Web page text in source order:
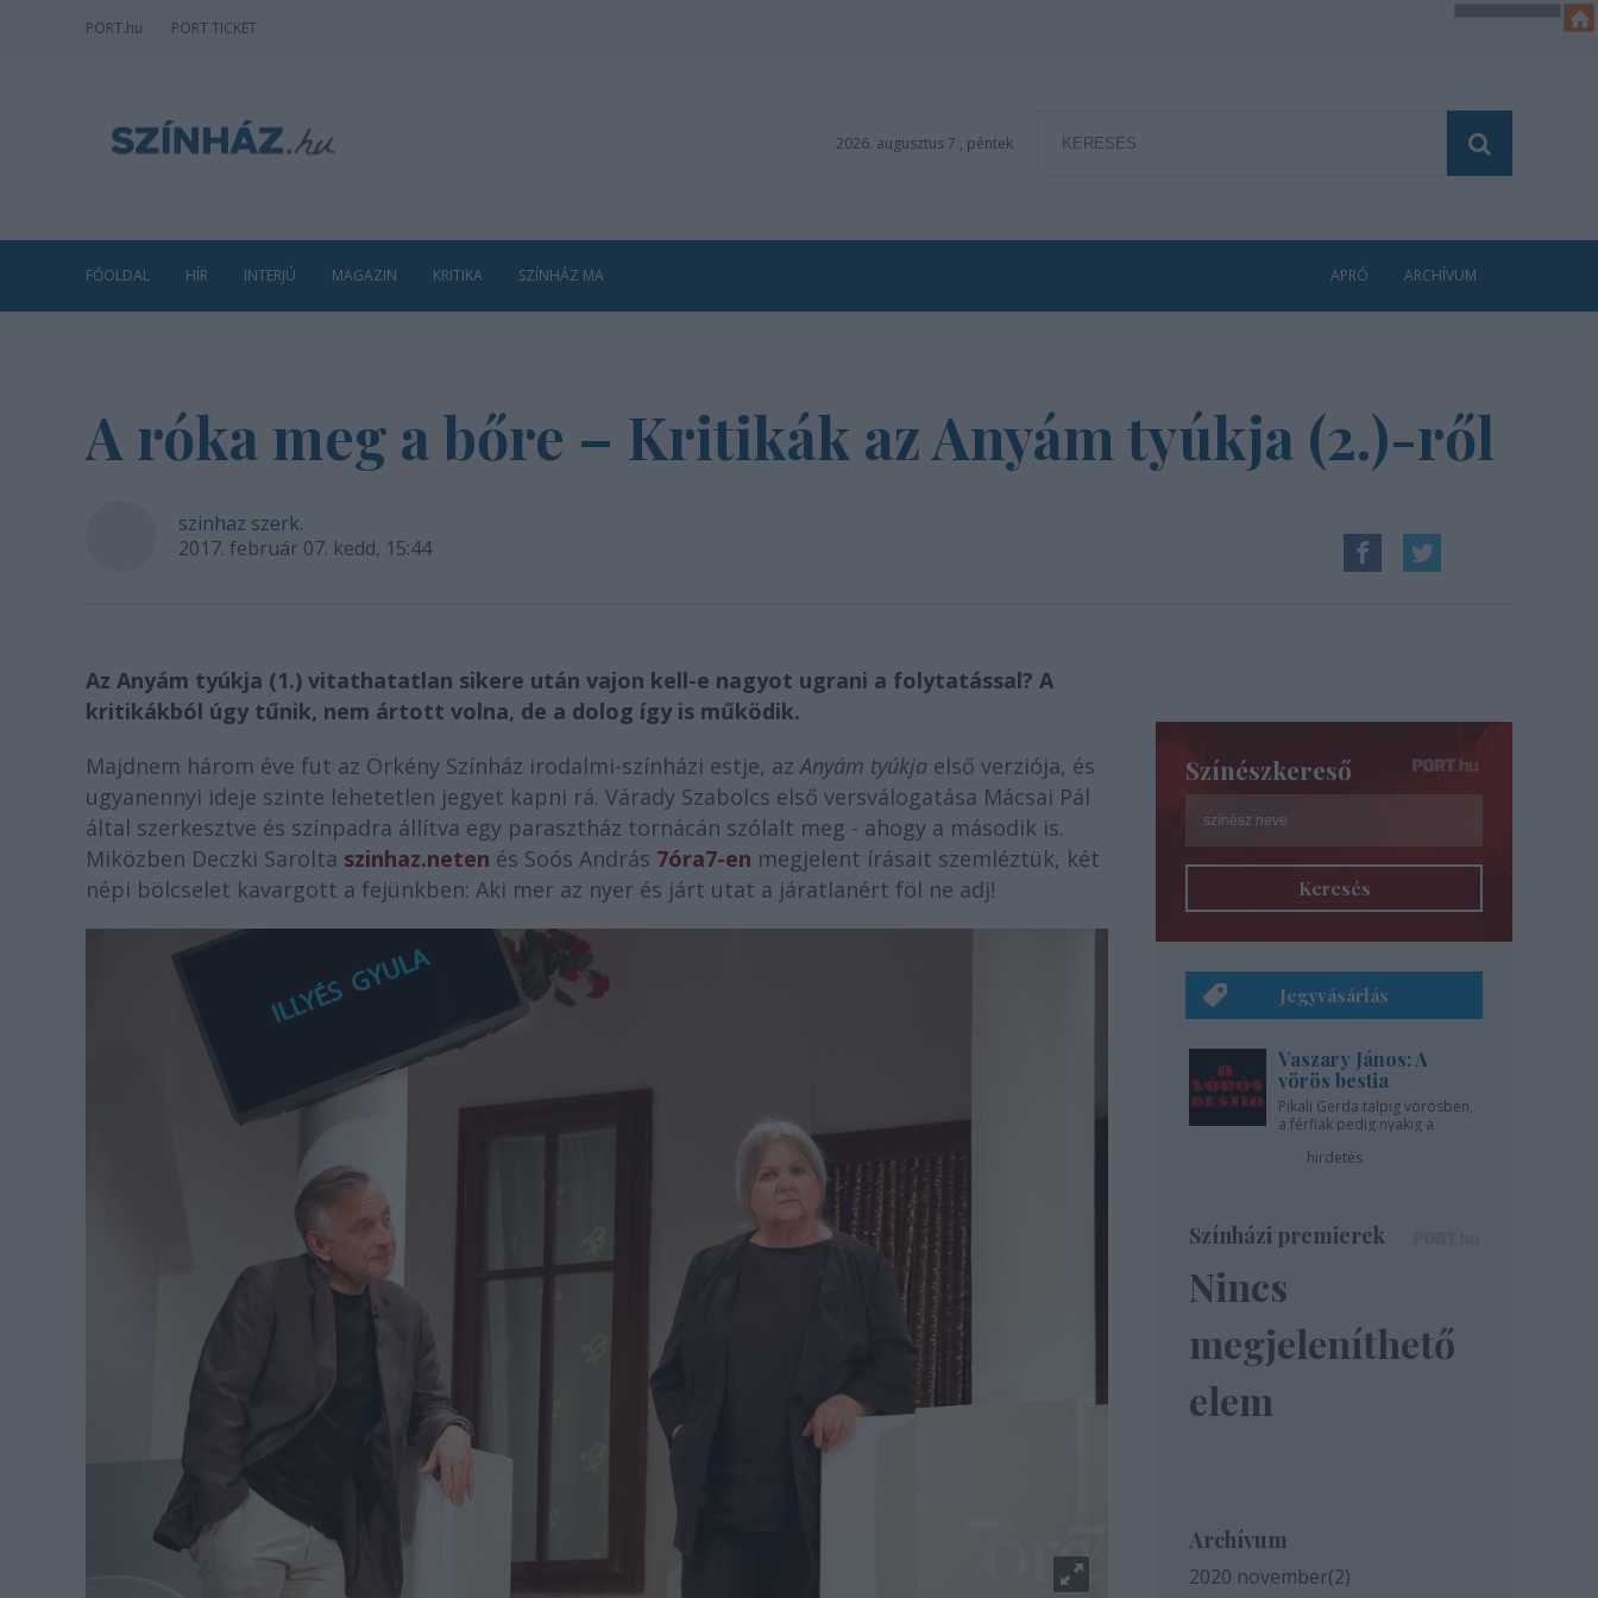
PORT.hu PORT TICKET
2026. augusztus 7., péntek
FŐOLDAL HÍR INTERJÚ MAGAZIN KRITIKA SZÍNHÁZ MA APRÓ ARCHÍVUM
A róka meg a bőre – Kritikák az Anyám tyúkja (2.)-ről
szinhaz szerk.
2017. február 07. kedd, 15:44
Az Anyám tyúkja (1.) vitathatatlan sikere után vajon kell-e nagyot ugrani a folytatással? A
kritikákból úgy tűnik, nem ártott volna, de a dolog így is működik.
Majdnem három éve fut az Örkény Színház irodalmi-színházi estje, azAnyám tyúkja első verziója, és
ugyanennyi ideje szinte lehetetlen jegyet kapni rá. Várady Szabolcs első versválogatása Mácsai Pál
által szerkesztve és színpadra állítva egy parasztház tornácán szólalt meg - ahogy a második is.
Miközben Deczki Sarolta szinhaz.neten és Soós András 7óra7-en megjelent írásait szemléztük, két
népi bölcselet kavargott a fejünkben: Aki mer az nyer és járt utat a járatlanért föl ne adj!
Színészkereső
Keresés
Jegyvásárlás
Vaszary János: A
vörös bestia
Pikali Gerda talpig vörösben,
a férfiak pedig nyakig a
hirdetés
Színházi premierek
Nincs
megjeleníthető
elem
Archívum
2020 november(2)